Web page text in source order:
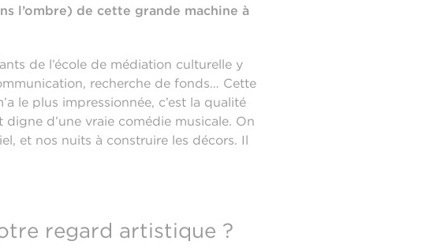
l’ombre) de cette grande machine à
de l’école de médiation culturelle y
recherche de fonds… Cette
le plus impressionnée, c’est la qualité
d’une vraie comédie musicale. On
et nos nuits à construire les décors. Il
regard artistique ?